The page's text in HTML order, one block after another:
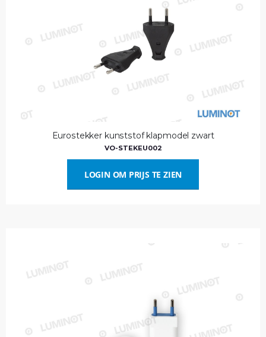
Eurostekker kunststof klapmodel zwart
VO-STEKEU002
LOGIN OM PRIJS TE ZIEN